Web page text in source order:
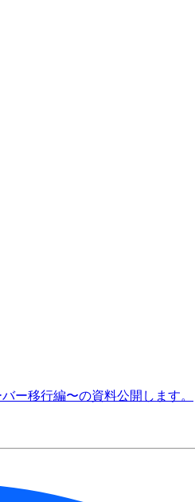
ー移行編〜の資料公開します。